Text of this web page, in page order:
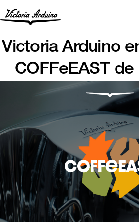
Victoria Arduino
COFFeEAST